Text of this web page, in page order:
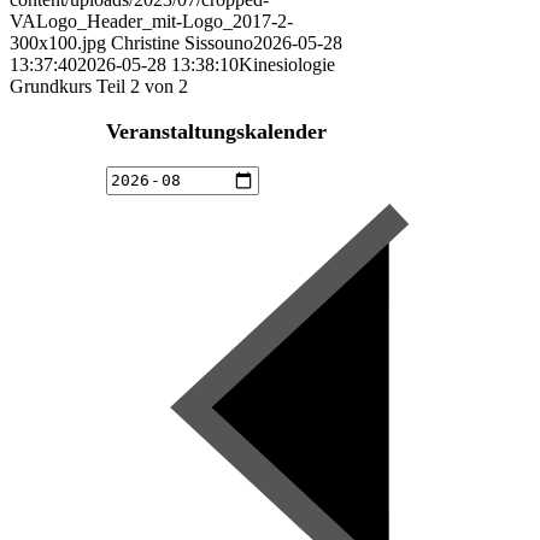
VALogo_Header_mit-Logo_2017-2-
300x100.jpg Christine Sissouno2026-05-28
13:37:402026-05-28 13:38:10Kinesiologie
Grundkurs Teil 2 von 2
Veranstaltungskalender